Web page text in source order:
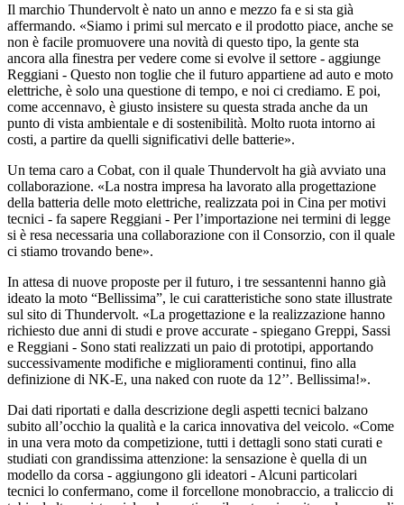
Il marchio Thundervolt è nato un anno e mezzo fa e si sta già
affermando. «Siamo i primi sul mercato e il prodotto piace, anche se
non è facile promuovere una novità di questo tipo, la gente sta
ancora alla finestra per vedere come si evolve il settore - aggiunge
Reggiani - Questo non toglie che il futuro appartiene ad auto e moto
elettriche, è solo una questione di tempo, e noi ci crediamo. E poi,
come accennavo, è giusto insistere su questa strada anche da un
punto di vista ambientale e di sostenibilità. Molto ruota intorno ai
costi, a partire da quelli significativi delle batterie».
Un tema caro a Cobat, con il quale Thundervolt ha già avviato una
collaborazione. «La nostra impresa ha lavorato alla progettazione
della batteria delle moto elettriche, realizzata poi in Cina per motivi
tecnici - fa sapere Reggiani - Per l’importazione nei termini di legge
si è resa necessaria una collaborazione con il Consorzio, con il quale
ci stiamo trovando bene».
In attesa di nuove proposte per il futuro, i tre sessantenni hanno già
ideato la moto “Bellissima”, le cui caratteristiche sono state illustrate
sul sito di Thundervolt. «La progettazione e la realizzazione hanno
richiesto due anni di studi e prove accurate - spiegano Greppi, Sassi
e Reggiani - Sono stati realizzati un paio di prototipi, apportando
successivamente modifiche e miglioramenti continui, fino alla
definizione di NK-E, una naked con ruote da 12’’. Bellissima!».
Dai dati riportati e dalla descrizione degli aspetti tecnici balzano
subito all’occhio la qualità e la carica innovativa del veicolo. «Come
in una vera moto da competizione, tutti i dettagli sono stati curati e
studiati con grandissima attenzione: la sensazione è quella di un
modello da corsa - aggiungono gli ideatori - Alcuni particolari
tecnici lo confermano, come il forcellone monobraccio, a traliccio di